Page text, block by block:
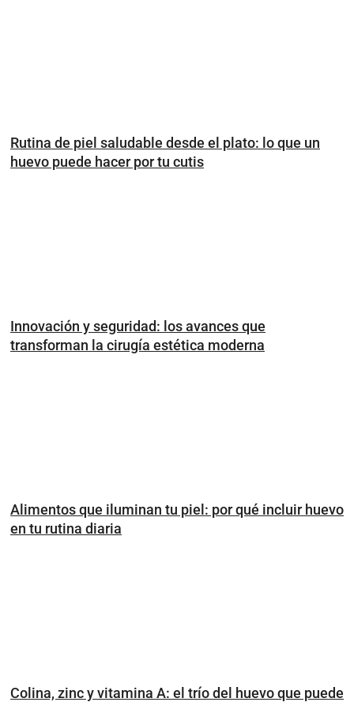
Rutina de piel saludable desde el plato: lo que un
huevo puede hacer por tu cutis
Innovación y seguridad: los avances que
transforman la cirugía estética moderna
Alimentos que iluminan tu piel: por qué incluir huevo
en tu rutina diaria
Colina, zinc y vitamina A: el trío del huevo que puede